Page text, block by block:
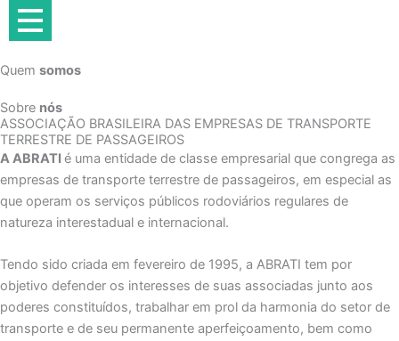
para
conteúdo
Quem somos
Sobre nós
ASSOCIAÇÃO BRASILEIRA DAS EMPRESAS DE TRANSPORTE
TERRESTRE DE PASSAGEIROS
A ABRATI é uma entidade de classe empresarial que congrega as
empresas de transporte terrestre de passageiros, em especial as
que operam os serviços públicos rodoviários regulares de
natureza interestadual e internacional.
Tendo sido criada em fevereiro de 1995, a ABRATI tem por
objetivo defender os interesses de suas associadas junto aos
poderes constituídos, trabalhar em prol da harmonia do setor de
transporte e de seu permanente aperfeiçoamento, bem como